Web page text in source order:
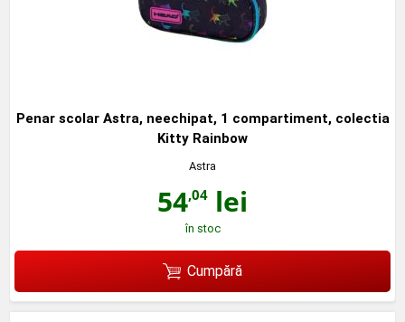
Penar scolar Astra, neechipat, 1 compartiment, colectia
Kitty Rainbow
Astra
54,04 lei
în stoc
Cumpără